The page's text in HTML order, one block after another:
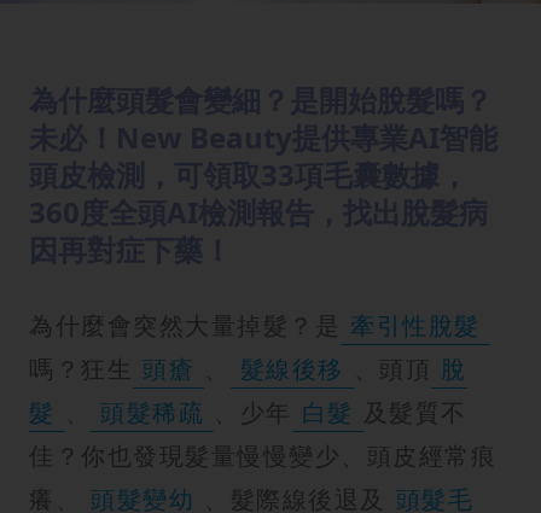
為什麼會突然大量掉髮？是 牽引性脫髮
嗎？狂生 頭瘡 、 髮線後移 、頭頂 脫
髮 、 頭髮稀疏 、少年 白髮 及髮質不
佳？你也發現髮量慢慢變少、頭皮經常痕
癢、
頭髮變幼 、髮際線後退及 頭髮毛